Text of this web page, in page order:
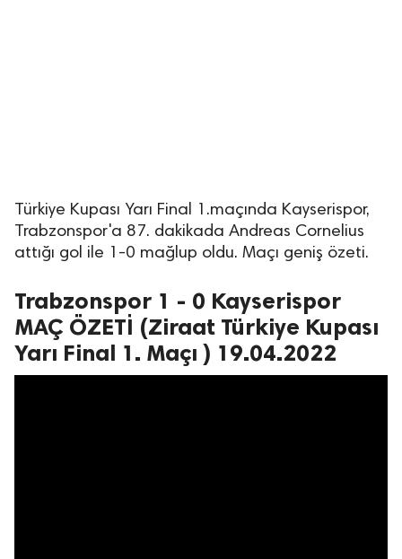
Türkiye Kupası Yarı Final 1.maçında Kayserispor,
Trabzonspor'a 87. dakikada Andreas Cornelius
attığı gol ile 1-0 mağlup oldu. Maçı geniş özeti.
Trabzonspor 1 - 0 Kayserispor
MAÇ ÖZETİ (Ziraat Türkiye Kupası
Yarı Final 1. Maçı ) 19.04.2022